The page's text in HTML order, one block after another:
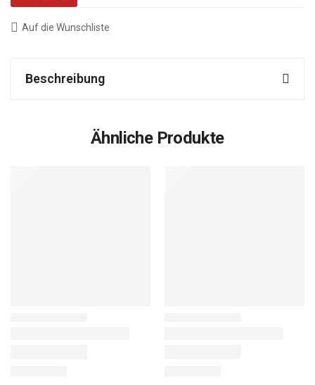
Auf die Wunschliste
Beschreibung
Ähnliche Produkte